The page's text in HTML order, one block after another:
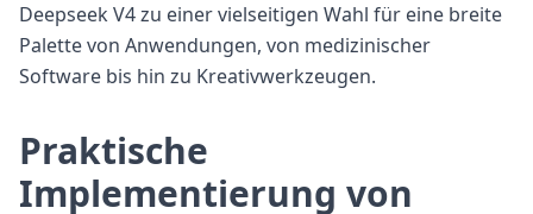
Deepseek V4 zu einer vielseitigen Wahl für eine breite
Palette von Anwendungen, von medizinischer
Software bis hin zu Kreativwerkzeugen.
Praktische
Implementierung von